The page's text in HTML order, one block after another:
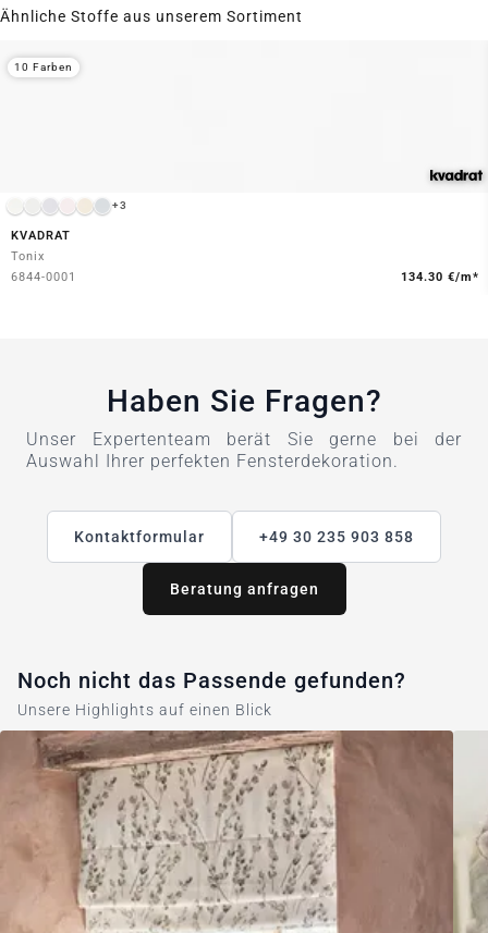
Ähnliche Stoffe aus unserem Sortiment
+3
KVADRAT
Tonix
6844-0001
134.30 €/m*
10 Farben
Haben Sie Fragen?
Unser Expertenteam berät Sie gerne bei der
Auswahl Ihrer perfekten Fensterdekoration.
Kontaktformular +49 30 235 903 858
Beratung anfragen
Noch nicht das Passende gefunden?
Unsere Highlights auf einen Blick